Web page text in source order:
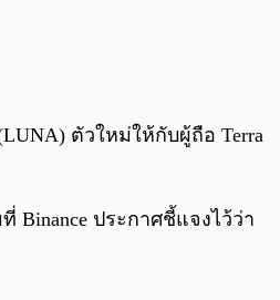
0:00/ 0:00
ตัวใหม่ให้กับผู้ถือ Terra
Binance ประกาศชี้แจงไว้ว่า